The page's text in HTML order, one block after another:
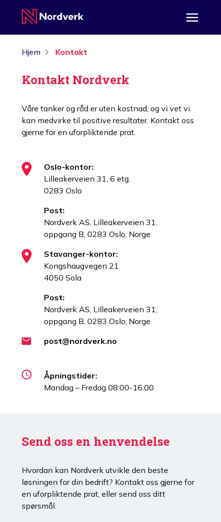
Hjem Kontakt
Kontakt Nordverk
Våre tanker og råd er uten kostnad, og vi vet vi
kan medvirke til positive resultater. Kontakt oss
gjerne for en uforpliktende prat.
Oslo-kontor:
Lilleakerveien 31, 6 etg.
0283 Oslo
Post:
Nordverk AS, Lilleakerveien 31,
oppgang B, 0283 Oslo, Norge
Stavanger-kontor:
Kongshaugvegen 21
4050 Sola
Post:
Nordverk AS, Lilleakerveien 31,
oppgang B, 0283 Oslo, Norge
post@nordverk.no
Åpningstider:
Mandag – Fredag 08:00-16:00
Send oss en henvendelse
Hvordan kan Nordverk utvikle den beste
løsningen for din bedrift? Kontakt oss gjerne for
en uforpliktende prat, eller send oss ditt
spørsmål.